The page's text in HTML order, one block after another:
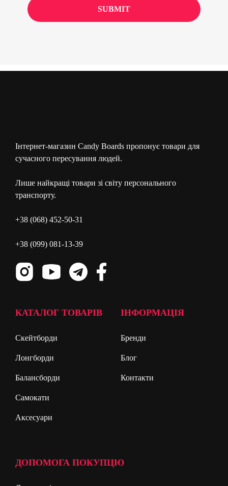
Інтернет-магазин Candy Boards пропонує товари для
сучасного пересування людей.
Лише найкращі товари зі світу персонального
транспорту.
+38 (068) 452-50-31
+38 (099) 081-13-39
КАТАЛОГ ТОВАРІВ
Скейтборди
Лонгборди
Балансборди
Самокати
Аксесуари
ІНФОРМАЦІЯ
Бренди
Блог
Контакти
ДОПОМОГА ПОКУПЦЮ